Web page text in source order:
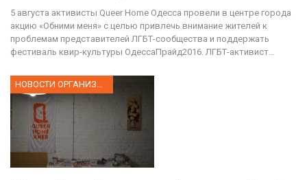
5 августа активисты Queer Home Одесса провели в центре города
акцию «Обними меня» с целью привлечь внимание жителей к
проблемам представителей ЛГБТ-сообщества и поддержать
фестиваль квир-культуры ОдессаПрайд2016. ЛГБТ-активист…